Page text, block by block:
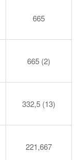
665
665 (2)
332,5 (13)
221,667